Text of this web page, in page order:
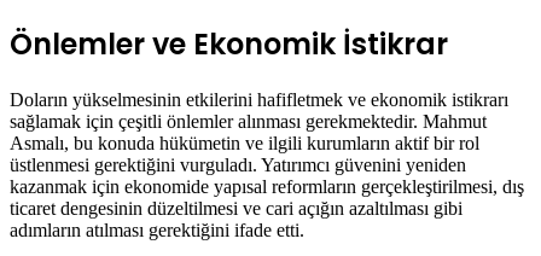
Önlemler ve Ekonomik İstikrar
Doların yükselmesinin etkilerini hafifletmek ve ekonomik istikrarı
sağlamak için çeşitli önlemler alınması gerekmektedir. Mahmut
Asmalı, bu konuda hükümetin ve ilgili kurumların aktif bir rol
üstlenmesi gerektiğini vurguladı. Yatırımcı güvenini yeniden
kazanmak için ekonomide yapısal reformların gerçekleştirilmesi, dış
ticaret dengesinin düzeltilmesi ve cari açığın azaltılması gibi
adımların atılması gerektiğini ifade etti.